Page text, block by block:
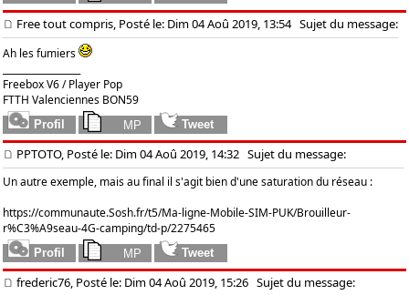
Free tout compris, Posté le: Dim 04 Aoû 2019, 13:54Sujet du message:
Ah les fumiers
Freebox V6 / Player Pop
FTTH Valenciennes BON59
PPTOTO, Posté le: Dim 04 Aoû 2019, 14:32 Sujet du message:
Un autre exemple, mais au final il s'agit bien d'une saturation du réseau :
https://communaute.Sosh.fr/t5/Ma-ligne-Mobile-SIM-PUK/Brouilleur-
r%C3%A9seau-4G-camping/td-p/2275465
frederic76, Posté le: Dim 04 Aoû 2019, 15:26 Sujet du message: